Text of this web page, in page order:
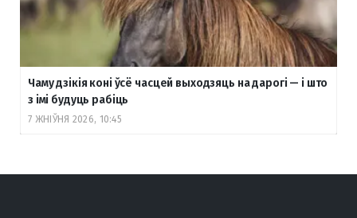
Чаму дзікія коні ўсё часцей выходзяць на дарогі — і што
з імі будуць рабіць
7 ЖНІЎНЯ 2026, 10:45